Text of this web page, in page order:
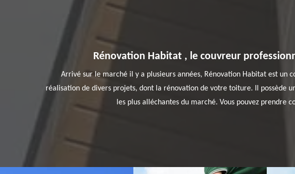
Rénovation Habitat , le couvreur
Arrivé sur le marché il y a plusieurs années, Rénovation Habitat est un
réalisation de divers projets, dont la rénovation de votre toiture. Il possède
les plus alléchantes du marché. Vous pouvez